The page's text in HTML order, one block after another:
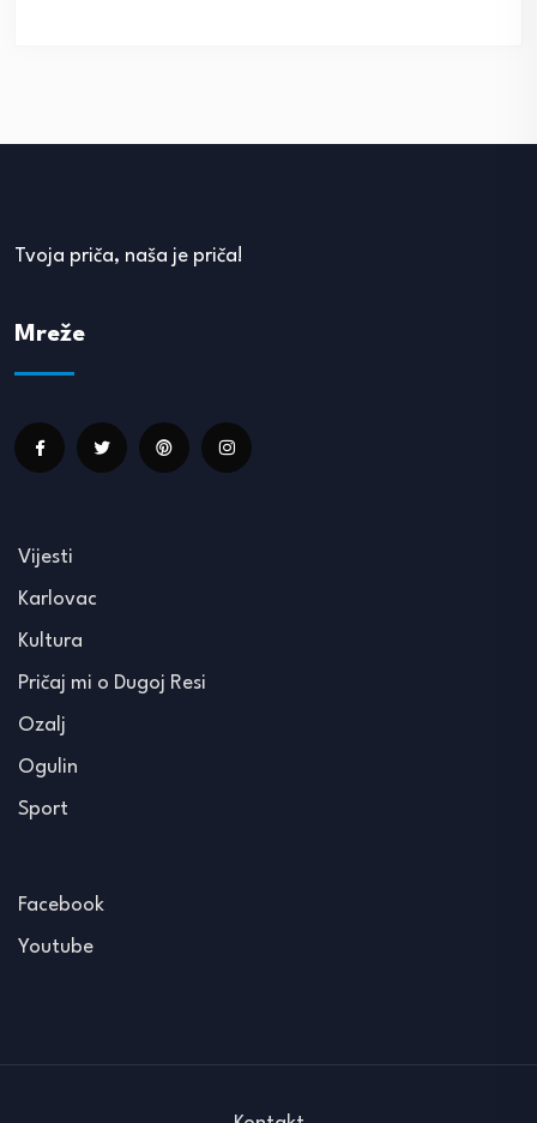
Tvoja priča, naša je priča!
Mreže
Vijesti
Karlovac
Kultura
Pričaj mi o Dugoj Resi
Ozalj
Ogulin
Sport
Facebook
Youtube